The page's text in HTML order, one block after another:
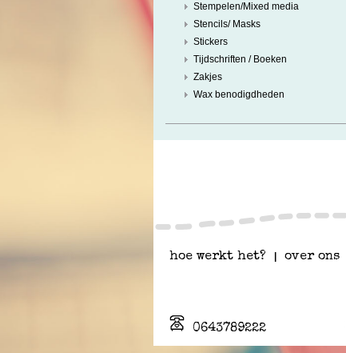
Stempelen/Mixed media
Stencils/ Masks
Stickers
Tijdschriften / Boeken
Zakjes
Wax benodigdheden
hoe werkt het? over ons
0643789222